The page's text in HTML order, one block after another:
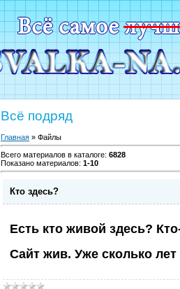
Всё подряд
Главная » Файлы
Всего материалов в каталоге: 6828
Показано материалов: 1-10
Кто здесь?
Есть кто живой здесь?
Сайт жив. Уже сколько